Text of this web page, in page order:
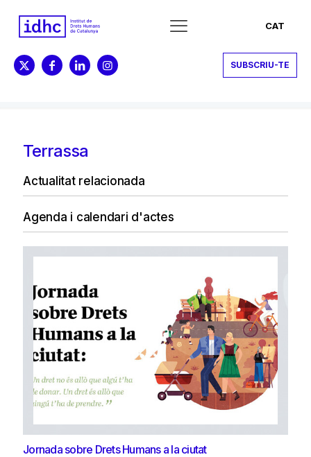
CAT
SUBSCRIU-TE
Terrassa
Actualitat relacionada
Agenda i calendari d'actes
Jornada sobre Drets Humans a la ciutat